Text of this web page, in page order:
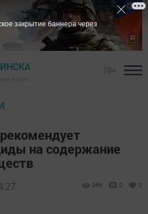
на содержание
366 0 0
закрытие баннера через